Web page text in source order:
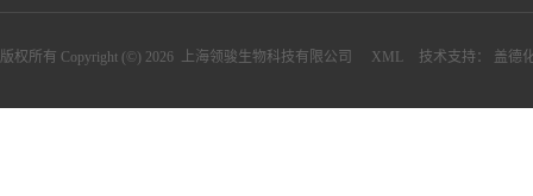
版权所有 Copyright (©) 2026 上海领骏生物科技有限公司 XML 技术支持： 盖德